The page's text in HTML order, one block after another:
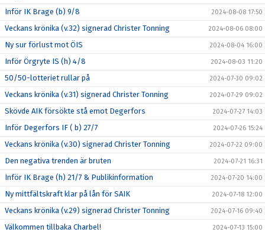
Inför IK Brage (b) 9/8 2024-08-08 17:50
Veckans krönika (v.32) signerad Christer Tonning 2024-08-06 08:00
Ny sur förlust mot ÖIS 2024-08-04 16:00
Inför Örgryte IS (h) 4/8 2024-08-03 11:20
50/50-lotteriet rullar på 2024-07-30 09:02
Veckans krönika (v.31) signerad Christer Tonning 2024-07-29 09:02
Skövde AIK försökte stå emot Degerfors 2024-07-27 14:03
Inför Degerfors IF ( b) 27/7 2024-07-26 15:24
Veckans krönika (v.30) signerad Christer Tonning 2024-07-22 09:00
Den negativa trenden är bruten 2024-07-21 16:31
Inför IK Brage (h) 21/7 & Publikinformation 2024-07-20 14:00
Ny mittfältskraft klar på lån för SAIK 2024-07-18 12:00
Veckans krönika (v.29) signerad Christer Tonning 2024-07-16 09:40
Välkommen tillbaka Charbel! 2024-07-13 15:00